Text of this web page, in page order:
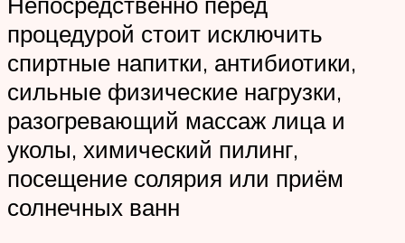
процедурой стоит исключить
спиртные напитки, антибиотики,
сильные физические нагрузки,
разогревающий массаж лица и
уколы, химический пилинг,
посещение солярия или приём
солнечных ванн